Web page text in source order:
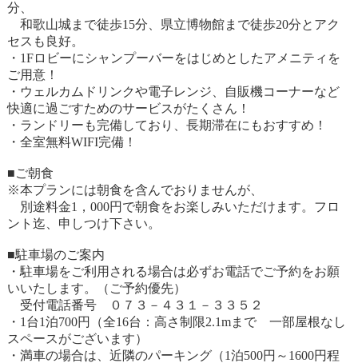
分、
和歌山城まで徒歩15分、県立博物館まで徒歩20分とアク
セスも良好。
・1Fロビーにシャンプーバーをはじめとしたアメニティを
ご用意！
・ウェルカムドリンクや電子レンジ、自販機コーナーなど
快適に過ごすためのサービスがたくさん！
・ランドリーも完備しており、長期滞在にもおすすめ！
・全室無料WIFI完備！
■ご朝食
※本プランには朝食を含んでおりませんが、
別途料金1，000円で朝食をお楽しみいただけます。フロ
ント迄、申しつけ下さい。
■駐車場のご案内
・駐車場をご利用される場合は必ずお電話でご予約をお願
いいたします。（ご予約優先）
受付電話番号 ０７３－４３１－３３５２
・1台1泊700円（全16台：高さ制限2.1mまで 一部屋根なし
スペースがございます）
・満車の場合は、近隣のパーキング（1泊500円～1600円程